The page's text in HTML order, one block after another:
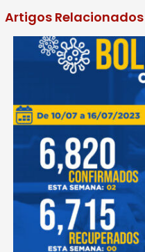
Artigos Relacionados